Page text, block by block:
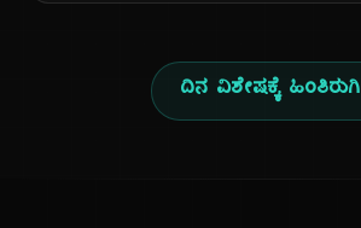
ದಿನ ವಿಶೇಷಕ್ಕೆ ಹಿಂತಿರುಗಿ